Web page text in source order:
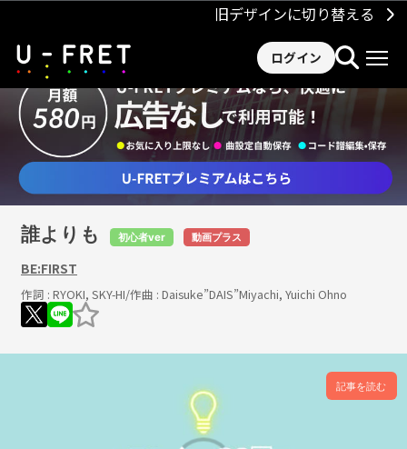
旧デザインに切り替える
ログイン
誰よりも 初心者ver 動画プラス
BE:FIRST
作詞 : RYOKI, SKY-HI/作曲 : Daisuke”DAIS”Miyachi, Yuichi Ohno
記事を読む